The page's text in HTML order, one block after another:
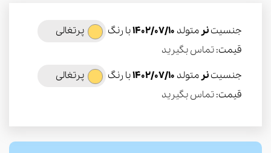
جنسیتنرمتولد 1402/07/10با رنگ
پرتغالی
قیمت:تماس بگیرید
جنسیتنرمتولد 1402/07/10با رنگ
پرتغالی
قیمت:تماس بگیرید